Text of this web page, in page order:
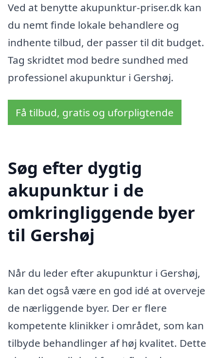
Ved at benytte akupunktur-priser.dk kan
du nemt finde lokale behandlere og
indhente tilbud, der passer til dit budget.
Tag skridtet mod bedre sundhed med
professionel akupunktur i Gershøj.
Få tilbud, gratis og uforpligtende
Søg efter dygtig
akupunktur i de
omkringliggende byer
til Gershøj
Når du leder efter akupunktur i Gershøj,
kan det også være en god idé at overveje
de nærliggende byer. Der er flere
kompetente klinikker i området, som kan
tilbyde behandlinger af høj kvalitet. Dette